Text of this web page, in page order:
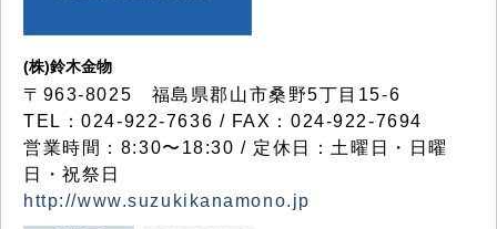
(株)鈴木金物
〒963-8025 福島県郡山市桑野5丁目15-6
TEL：024-922-7636 / FAX：024-922-7694
営業時間：8:30〜18:30 / 定休日：土曜日・日曜
日・祝祭日
http://www.suzukikanamono.jp